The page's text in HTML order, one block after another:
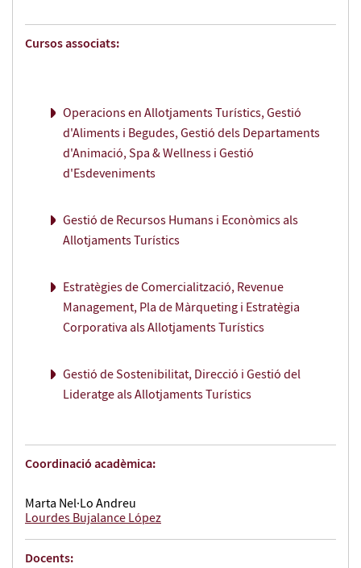
Cursos associats:
Operacions en Allotjaments Turístics, Gestió
d'Aliments i Begudes, Gestió dels Departaments
d'Animació, Spa & Wellness i Gestió
d'Esdeveniments
Gestió de Recursos Humans i Econòmics als
Allotjaments Turístics
Estratègies de Comercialització, Revenue
Management, Pla de Màrqueting i Estratègia
Corporativa als Allotjaments Turístics
Gestió de Sostenibilitat, Direcció i Gestió del
Lideratge als Allotjaments Turístics
Coordinació acadèmica:
Marta Nel·Lo Andreu
Lourdes Bujalance López
Docents: